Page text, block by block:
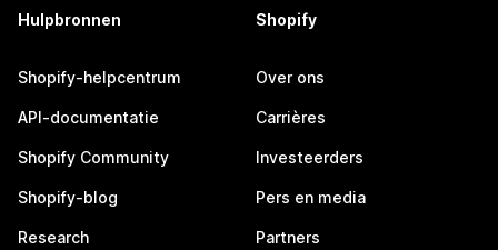
Hulpbronnen
Shopify-helpcentrum
API-documentatie
Shopify Community
Shopify-blog
Research
Shopify
Over ons
Carrières
Investeerders
Pers en media
Partners